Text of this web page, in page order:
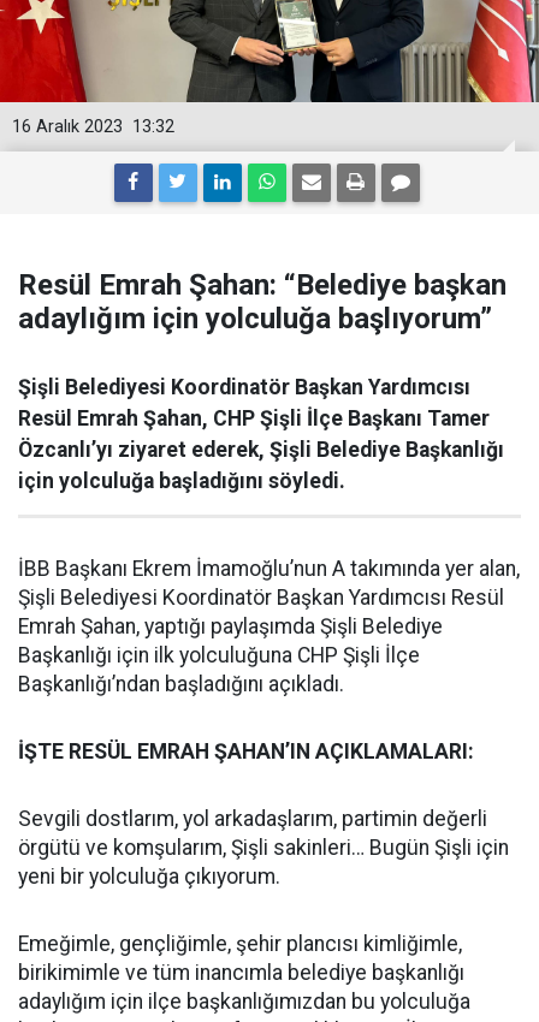
13:32
16 Aralık 2023
Resül Emrah Şahan: “Belediye başkan
adaylığım için yolculuğa başlıyorum”
Şişli Belediyesi Koordinatör Başkan Yardımcısı
Resül Emrah Şahan, CHP Şişli İlçe Başkanı Tamer
Özcanlı’yı ziyaret ederek, Şişli Belediye Başkanlığı
için yolculuğa başladığını söyledi.
İBB Başkanı Ekrem İmamoğlu’nun A takımında yer alan,
Şişli Belediyesi Koordinatör Başkan Yardımcısı Resül
Emrah Şahan, yaptığı paylaşımda Şişli Belediye
Başkanlığı için ilk yolculuğuna CHP Şişli İlçe
Başkanlığı’ndan başladığını açıkladı.
İŞTE RESÜL EMRAH ŞAHAN’IN AÇIKLAMALARI:
Sevgili dostlarım, yol arkadaşlarım, partimin değerli
örgütü ve komşularım, Şişli sakinleri… Bugün Şişli için
yeni bir yolculuğa çıkıyorum.
Emeğimle, gençliğimle, şehir plancısı kimliğimle,
birikimimle ve tüm inancımla belediye başkanlığı
adaylığım için ilçe başkanlığımızdan bu yolculuğa